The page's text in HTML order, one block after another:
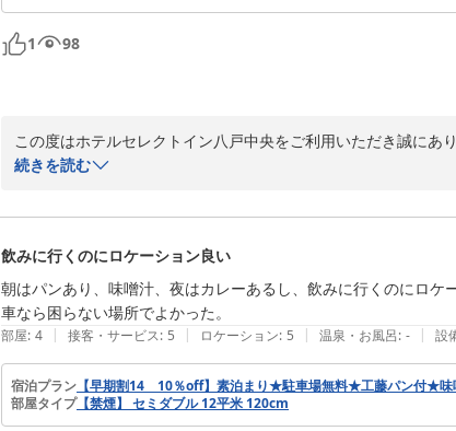
1 98
この度はホテルセレクトイン八戸中央をご利用いただき誠にあ
御宿泊にご満足いただけたようで嬉しく思っております。
この度は貴重な感想をご投稿をいただき誠にありがとうござい
ホテルセレクトイン八戸中央
2026-06-03
続きを読む
飲みに行くのにロケーション良い
朝はパンあり、味噌汁、夜はカレーあるし、飲みに行くのにロ
車なら困らない場所でよかった。
部屋: 4 | 接客・サービス: 5 | ロケーション: 5 | 温泉・お風呂: - | 設
宿泊プラン 【早期割14 10％off】素泊まり★駐車場無料★工藤パン付★味
部屋タイプ【禁煙】 セミダブル 12平米 120cm